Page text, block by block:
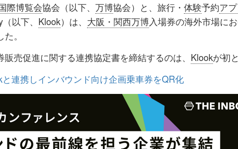
シ
ェ
す
る
ク
マ
ク
に
追
購
読
る
際博覧会協会（以下、 万博協会）と、旅行・ 体験予約ア
以下、 Klook）は、 大阪・関西万博入場券の海外市場に
。
売促進に関する連携協定書を締結するのは、 Klookが初
連携しインバウンド向け企画乗車券をQR化